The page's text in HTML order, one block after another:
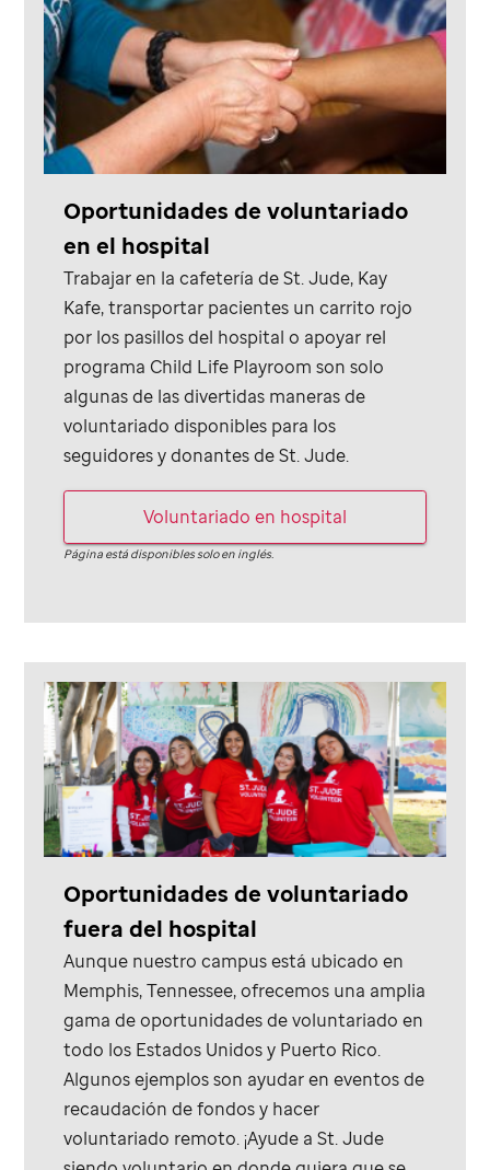
Oportunidades de voluntariado
en el hospital
Trabajar en la cafetería deSt. Jude, Kay
Kafe, transportar pacientes un carrito rojo
por los pasillos del hospital o apoyar rel
programa Child Life Playroom son solo
algunas de las divertidas maneras de
voluntariado disponibles para los
seguidores y donantes deSt. Jude.
Voluntariado en hospital
Página está disponibles solo en inglés.
Oportunidades de voluntariado
fuera del hospital
Aunque nuestro campus está ubicado en
Memphis, Tennessee, ofrecemos una amplia
gama de oportunidades de voluntariado en
todo los Estados Unidos y Puerto Rico.
Algunos ejemplos son ayudar en eventos de
recaudación de fondos y hacer
voluntariado remoto. ¡Ayude aSt. Jude